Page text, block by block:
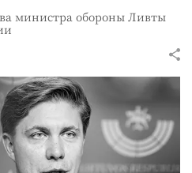
министра обороны Ливты